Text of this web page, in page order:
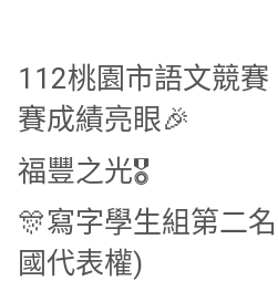
112桃園市語文競
賽成績亮眼🎉
福豐之光🎖
🎊寫字學生組第二
國代表權)